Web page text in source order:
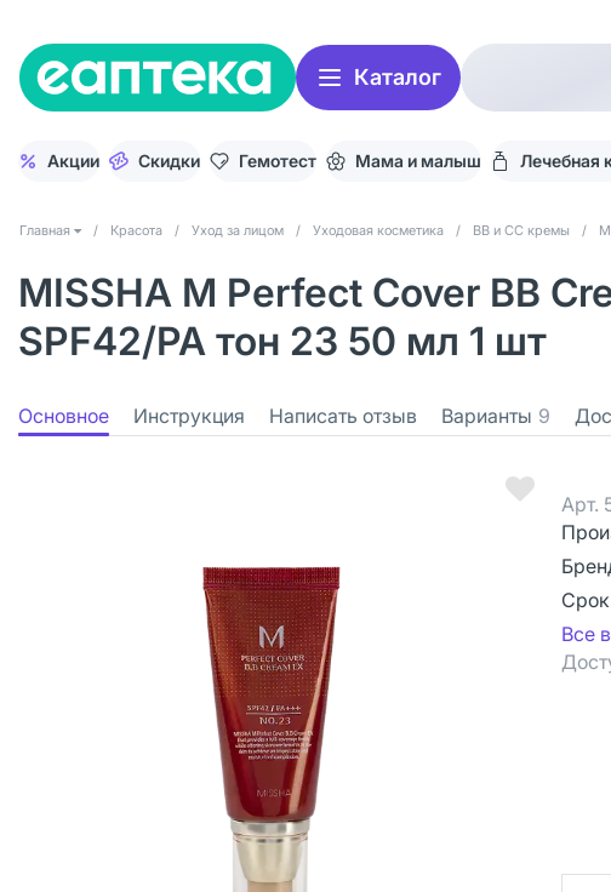
Каталог
Акции Скидки Гемотест Мама и малыш Лечебная
Главная / Красота / Уход за лицом / Уходовая косметика / BB и CC кремы /
MISSHA М Perfect Cover BB
SPF42/PA тон 23 50 мл 1 шт
Основное Инструкция Написать отзыв Варианты 9
Арт.
Срок
Все